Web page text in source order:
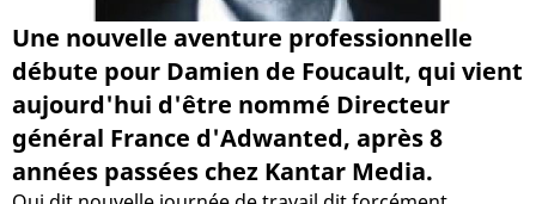
Une nouvelle aventure professionnelle
débute pour Damien de Foucault, qui vient
aujourd'hui d'être nommé Directeur
général France d'Adwanted, après 8
années passées chez Kantar Media.